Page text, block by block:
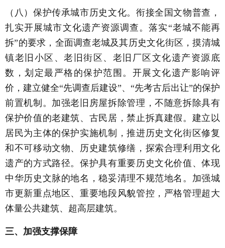
（八）保护传承城市历史文化。衔接全国文物普查，
扎实开展城市文化遗产资源调查。落实“老城不能再
拆”的要求，全面调查老城及其历史文化街区，摸清城
镇老旧小区、老旧街区、老旧厂区文化遗产资源底
数，划定最严格的保护范围。开展文化遗产影响评
价，建立健全“先调查后建设”、“先考古后出让”的保护
前置机制。加强老旧房屋拆除管理，不随意拆除具有
保护价值的老建筑、古民居，禁止拆真建假。建立以
居民为主体的保护实施机制，推进历史文化街区修复
和不可移动文物、历史建筑修缮，探索合理利用文化
遗产的方式路径。保护具有重要历史文化价值、体现
中华历史文脉的地名，稳妥清理不规范地名。加强城
市更新重点地区、重要地段风貌管控，严格管理超大
体量公共建筑、超高层建筑。
三、加强支撑保障